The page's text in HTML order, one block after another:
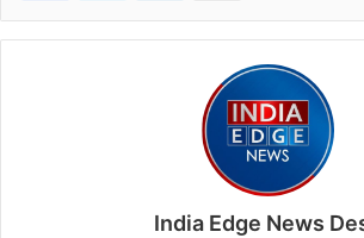
India Edge News